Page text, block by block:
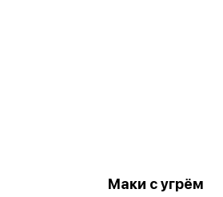
Маки с угрём